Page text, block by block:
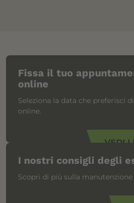
Fissa il tuo
online
Seleziona la data che preferisci
online.
VEDI
I nostri consigli degli
Scopri di più sulla manutenzione